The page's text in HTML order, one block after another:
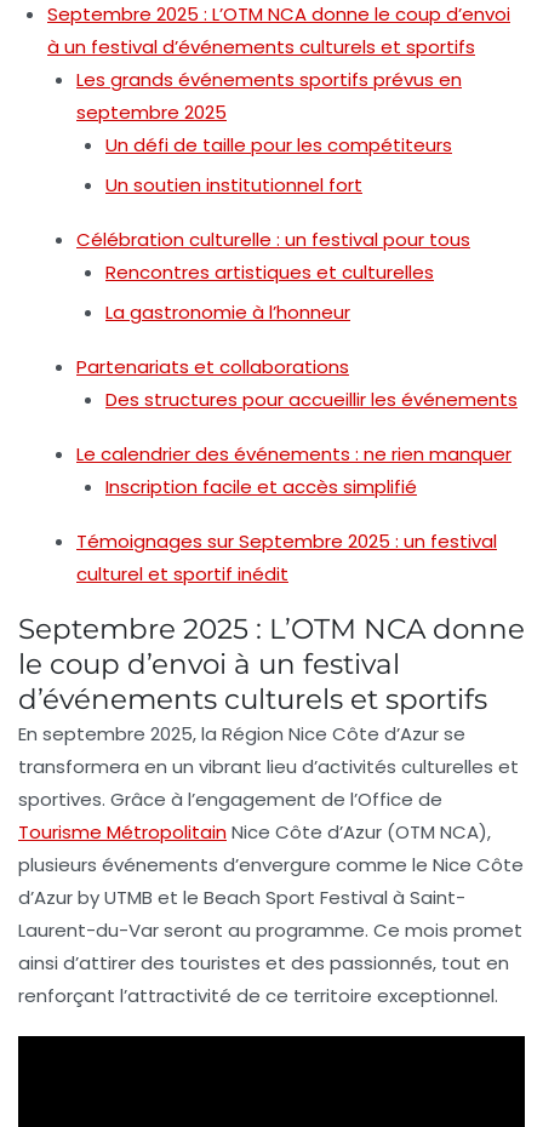
Septembre 2025 : L’OTM NCA donne le coup d’envoi
à un festival d’événements culturels et sportifs
Les grands événements sportifs prévus en
septembre 2025
Un défi de taille pour les compétiteurs
Un soutien institutionnel fort
Célébration culturelle : un festival pour tous
Rencontres artistiques et culturelles
La gastronomie à l’honneur
Partenariats et collaborations
Des structures pour accueillir les événements
Le calendrier des événements : ne rien manquer
Inscription facile et accès simplifié
Témoignages sur Septembre 2025 : un festival
culturel et sportif inédit
Septembre 2025 : L’OTM NCA donne
le coup d’envoi à un festival
d’événements culturels et sportifs
En septembre 2025, la Région Nice Côte d’Azurse
transformera en un vibrant lieu d’activités culturelles et
sportives. Grâce à l’engagement de l’Office de
Tourisme MétropolitainNice Côte d’Azur (OTM NCA),
plusieurs événements d’envergure comme le Nice Côte
d’Azur by UTMB et le Beach Sport Festival à Saint-
Laurent-du-Var seront au programme. Ce mois promet
ainsi d’attirer des touristes et des passionnés, tout en
renforçant l’attractivité de ce territoire exceptionnel.